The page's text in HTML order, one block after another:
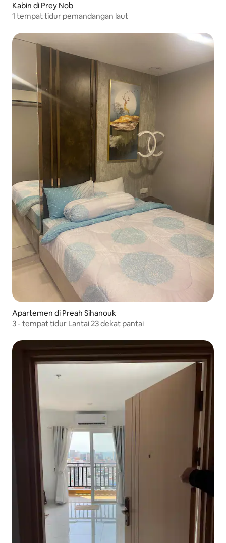
Kabin di Prey Nob
1 tempat tidur pemandangan laut
Apartemen di Preah Sihanouk
3 - tempat tidur Lantai 23 dekat pantai